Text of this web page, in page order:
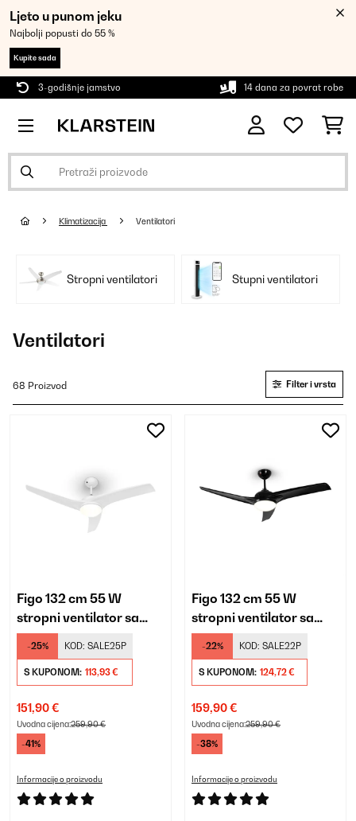
Ljeto u punom jeku
Najbolji popusti do 55 %
Kupite sada
3-godišnje jamstvo 14 dana za povrat robe
Klimatizacija Ventilatori
Stropni ventilatori Stupni ventilatori
Ventilatori
68 Proizvod Filter i vrsta
Figo 132 cm 55 W
stropni ventilator sa
svjetlom bijela
-25% KOD: SALE25P
S KUPONOM: 113,93 €
151,90 €
Uvodna cijena:259,90 €
-41%
Informacije o proizvodu
Figo 132 cm 55 W
stropni ventilator sa
svjetlom crna
-22% KOD: SALE22P
S KUPONOM: 124,72 €
159,90 €
Uvodna cijena:259,90 €
-38%
Informacije o proizvodu